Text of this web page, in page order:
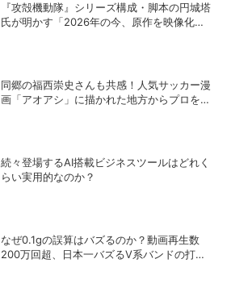
『攻殻機動隊』シリーズ構成・脚本の円城塔
氏が明かす「2026年の今、原作を映像化す
同郷の福西崇史さんも共感！人気サッカー漫
画「アオアシ」に描かれた地方からプロを目
続々登場するAI搭載ビジネスツールはどれく
らい実用的なのか？
なぜ0.1gの誤算はバズるのか？動画再生数
200万回超、日本一バズるV系バンドの打算